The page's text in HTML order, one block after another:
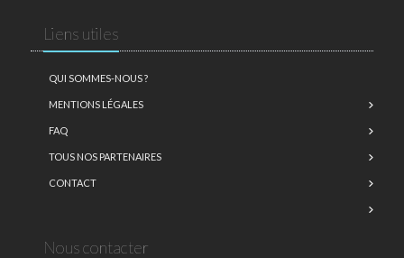
Liens utiles
QUI SOMMES-NOUS ?
MENTIONS LÉGALES
FAQ
TOUS NOS PARTENAIRES
CONTACT
Nous contacter